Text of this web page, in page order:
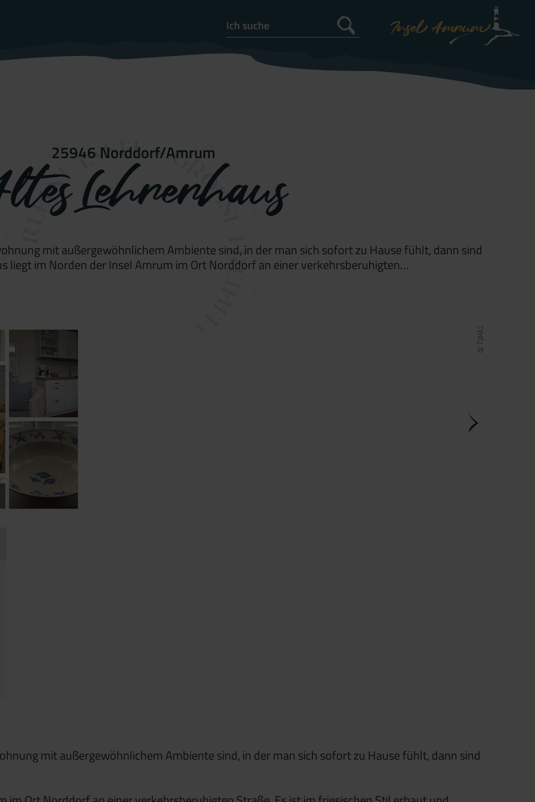
25946 Norddorf/Amrum
Lehrerhaus
mit außergewöhnlichem Ambiente sind, in der man sich sofort zu Hause fühlt, dann sind
liegt im Norden der Insel Amrum im Ort Norddorf an einer verkehrsberuhigten…
© TOMAS
mit außergewöhnlichem Ambiente sind, in der man sich sofort zu Hause fühlt, dann sind